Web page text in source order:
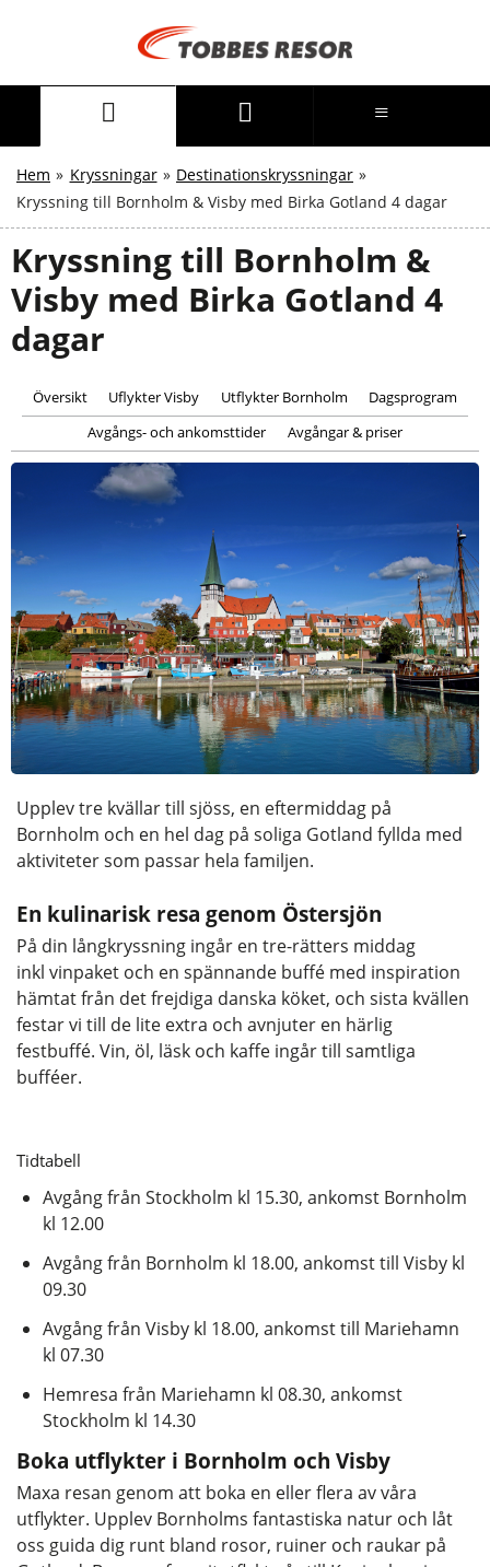
Hem » Kryssningar » Destinationskryssningar »
Kryssning till Bornholm & Visby med Birka Gotland 4 dagar
Kryssning till Bornholm &
Visby med Birka Gotland 4
dagar
Översikt Uflykter Visby Utflykter Bornholm
Dagsprogram
Avgångs- och ankomsttider
Avgångar & priser
Upplev tre kvällar till sjöss, en eftermiddag på
Bornholm och en hel dag på soliga Gotland fyllda med
aktiviteter som passar hela familjen.
En kulinarisk resa genom Östersjön
På din långkryssning ingår en tre-rätters middag
inkl vinpaket och en spännande buffé med inspiration
hämtat från det frejdiga danska köket, och sista kvällen
festar vi till de lite extra och avnjuter en härlig
festbuffé. Vin, öl, läsk och kaffe ingår till samtliga
bufféer.
Tidtabell
Avgång från Stockholm kl 15.30, ankomst Bornholm
kl 12.00
Avgång från Bornholm kl 18.00, ankomst till Visby kl
09.30
Avgång från Visby kl 18.00, ankomst till Mariehamn
kl 07.30
Hemresa från Mariehamn kl 08.30, ankomst
Stockholm kl 14.30
Boka utflykter i Bornholm och Visby
Maxa resan genom att boka en eller flera av våra
utflykter. Upplev Bornholms fantastiska natur och låt
oss guida dig runt bland rosor, ruiner och raukar på